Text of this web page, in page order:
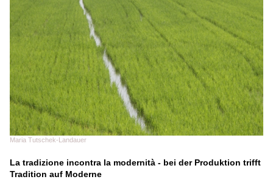
Maria Tutschek-Landauer
La tradizione incontra la modernità - bei der Produktion trifft
Tradition auf Moderne